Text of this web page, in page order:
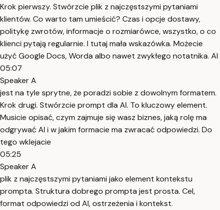
Krok pierwszy. Stwórzcie plik z najczęstszymi pytaniami
klientów. Co warto tam umieścić? Czas i opcje dostawy,
politykę zwrotów, informacje o rozmiarówce, wszystko, o co
klienci pytają regularnie. I tutaj mała wskazówka. Możecie
użyć Google Docs, Worda albo nawet zwykłego notatnika. AI
05:07
Speaker A
jest na tyle sprytne, że poradzi sobie z dowolnym formatem.
Krok drugi. Stwórzcie prompt dla AI. To kluczowy element.
Musicie opisać, czym zajmuje się wasz biznes, jaką rolę ma
odgrywać AI i w jakim formacie ma zwracać odpowiedzi. Do
tego wklejacie
05:25
Speaker A
plik z najczęstszymi pytaniami jako element kontekstu
prompta. Struktura dobrego prompta jest prosta. Cel,
format odpowiedzi od AI, ostrzeżenia i kontekst.